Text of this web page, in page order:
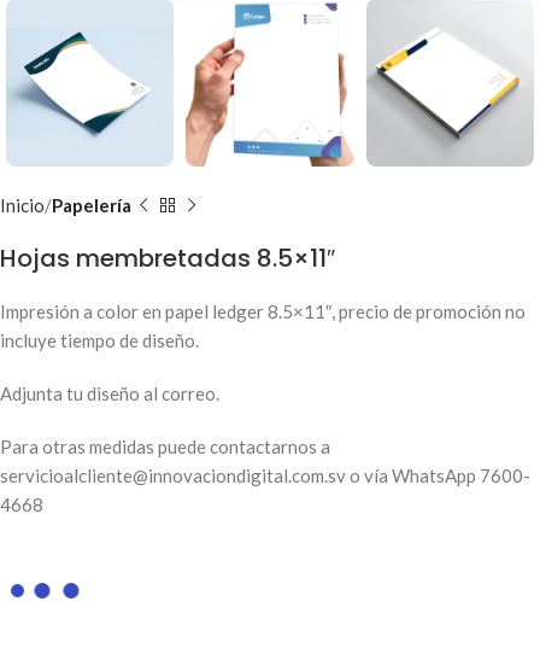
Inicio Papelería
Hojas membretadas 8.5×11″
Impresión a color en papel ledger 8.5×11″, precio de promoción no
incluye tiempo de diseño.
Adjunta tu diseño al correo.
Para otras medidas puede contactarnos a
servicioalcliente@innovaciondigital.com.sv o vía WhatsApp 7600-
4668